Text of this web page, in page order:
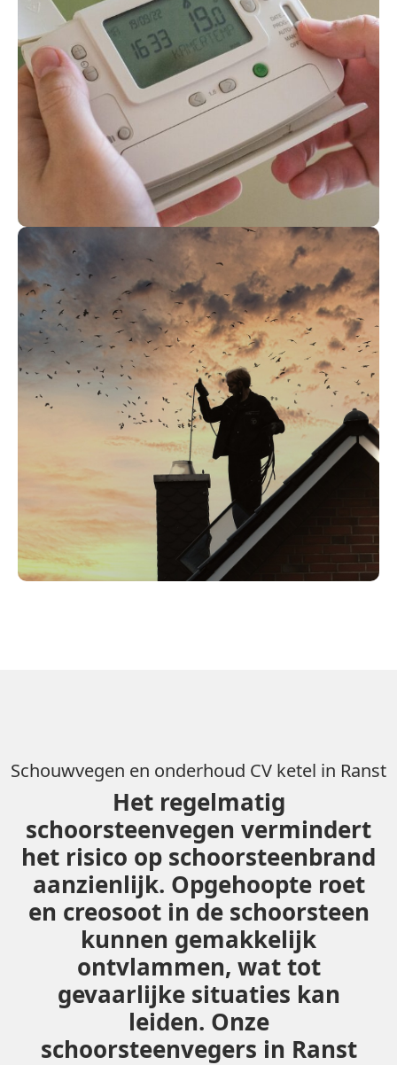
Schouwvegen en onderhoud CV ketel in Ranst
Het regelmatig
schoorsteenvegen vermindert
het risico op schoorsteenbrand
aanzienlijk. Opgehoopte roet
en creosoot in de schoorsteen
kunnen gemakkelijk
ontvlammen, wat tot
gevaarlijke situaties kan
leiden. Onze
schoorsteenvegers in Ranst